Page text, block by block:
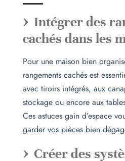
Intégrer des
cachés dans les
Pour une maison bien
rangements cachés est
avec tiroirs intégrés, aux
stockage ou encore aux
Ces astuces gain d’espace
garder vos pièces bien
Créer des